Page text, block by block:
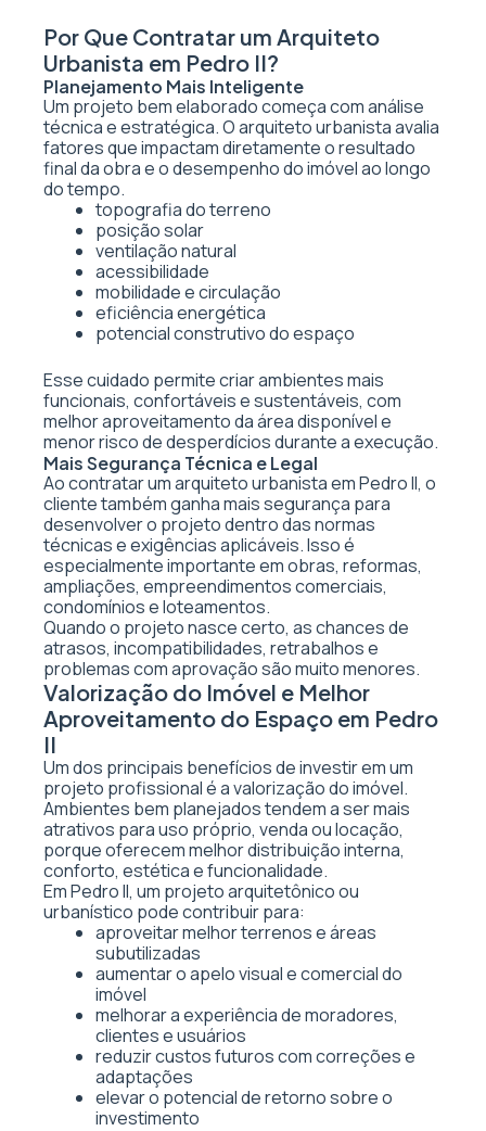
Por Que Contratar um Arquiteto
Urbanista em Pedro II?
Planejamento Mais Inteligente
Um projeto bem elaborado começa com análise
técnica e estratégica. O arquiteto urbanista avalia
fatores que impactam diretamente o resultado
final da obra e o desempenho do imóvel ao longo
do tempo.
topografia do terreno
posição solar
ventilação natural
acessibilidade
mobilidade e circulação
eficiência energética
potencial construtivo do espaço
Esse cuidado permite criar ambientes mais
funcionais, confortáveis e sustentáveis, com
melhor aproveitamento da área disponível e
menor risco de desperdícios durante a execução.
Mais Segurança Técnica e Legal
Ao contratar um arquiteto urbanista em Pedro II, o
cliente também ganha mais segurança para
desenvolver o projeto dentro das normas
técnicas e exigências aplicáveis. Isso é
especialmente importante em obras, reformas,
ampliações, empreendimentos comerciais,
condomínios e loteamentos.
Quando o projeto nasce certo, as chances de
atrasos, incompatibilidades, retrabalhos e
problemas com aprovação são muito menores.
Valorização do Imóvel e Melhor
Aproveitamento do Espaço em Pedro
II
Um dos principais benefícios de investir em um
projeto profissional é a valorização do imóvel.
Ambientes bem planejados tendem a ser mais
atrativos para uso próprio, venda ou locação,
porque oferecem melhor distribuição interna,
conforto, estética e funcionalidade.
Em Pedro II, um projeto arquitetônico ou
urbanístico pode contribuir para:
aproveitar melhor terrenos e áreas
subutilizadas
aumentar o apelo visual e comercial do
imóvel
melhorar a experiência de moradores,
clientes e usuários
reduzir custos futuros com correções e
adaptações
elevar o potencial de retorno sobre o
investimento